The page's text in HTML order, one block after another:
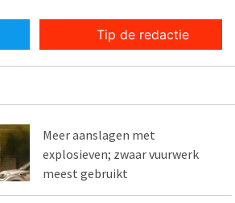
Tip de redactie
Meer aanslagen met
explosieven; zwaar vuurwerk
meest gebruikt